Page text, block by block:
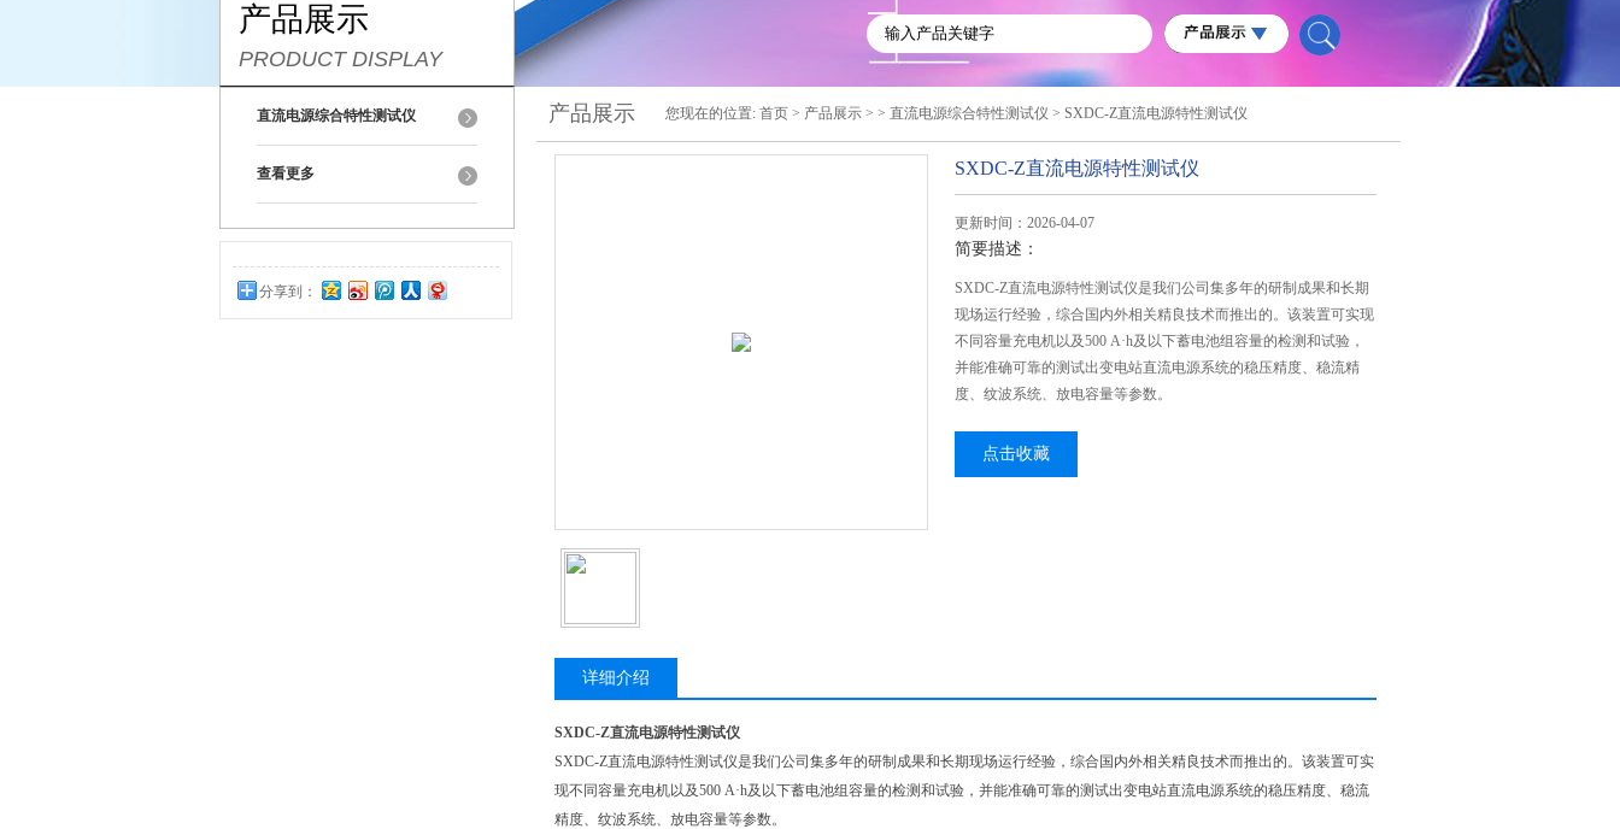
产品展示
PRODUCT DISPLAY
直流电源综合特性测试仪
查看更多
分享到：
产品展示 您现在的位置: 首页 > 产品展示 > > 直流电源综合特性测试仪 > SXDC-Z直流电源特性测试仪
SXDC-Z直流电源特性测试仪
更新时间：2026-04-07
简要描述：
SXDC-Z直流电源特性测试仪是我们公司集多年的研制成果和长期
现场运行经验，综合国内外相关精良技术而推出的。该装置可实现
不同容量充电机以及500 A·h及以下蓄电池组容量的检测和试验，
并能准确可靠的测试出变电站直流电源系统的稳压精度、稳流精
度、纹波系统、放电容量等参数。
点击收藏
详细介绍
SXDC-Z直流电源特性测试仪
SXDC-Z直流电源特性测试仪是我们公司集多年的研制成果和长期现场运行经验，综合国内外相关精良技术而推出的。该装置可实
现不同容量充电机以及500 A·h及以下蓄电池组容量的检测和试验，并能准确可靠的测试出变电站直流电源系统的稳压精度、稳流
精度、纹波系统、放电容量等参数。